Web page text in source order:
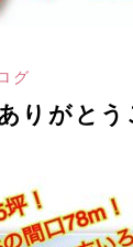
グ
りがとう